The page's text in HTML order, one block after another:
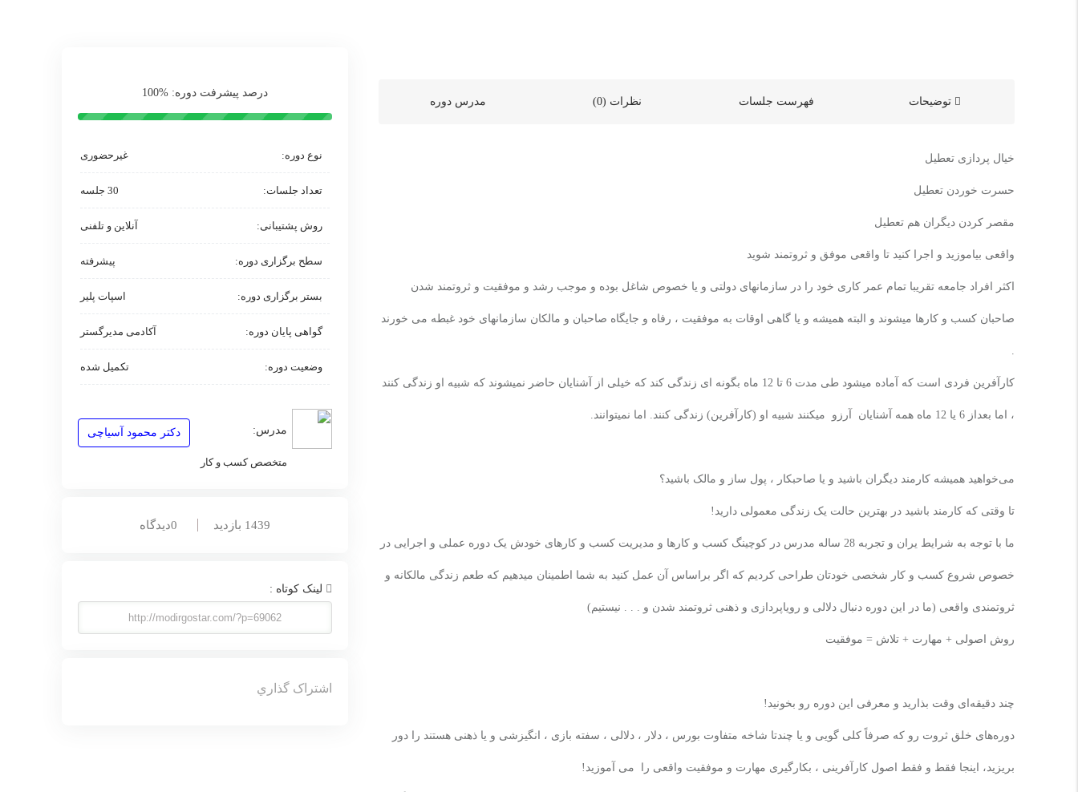
توضیحات فهرست جلسات نظرات (0) مدرس دوره
خیال پردازی تعطیل
حسرت خوردن تعطیل
مقصر کردن دیگران هم تعطیل
واقعی بیاموزید و اجرا کنید تا واقعی موفق و ثروتمند شوید
اکثر افراد جامعه تقریبا تمام عمر کاری خود را در سازمانهای دولتی و یا خصوص شاغل بوده و موجب رشد و موفقیت و ثروتمند شدن
صاحبان کسب و کارها میشوند و البته همیشه و یا گاهی اوقات به موفقیت ، رفاه و جایگاه صاحبان و مالکان سازمانهای خود غبطه می خورند
کارآفرین فردی است که آماده میشود طی مدت 6 تا 12 ماه بگونه ای زندگی کند که خیلی از آشنایان حاضر نمیشوند که شبیه او زندگی کنند
، اما بعداز 6 یا 12 ماه همه آشنایان آرزو میکنند شبیه او (کارآفرین) زندگی کنند. اما نمیتوانند.
می‌خواهید همیشه کارمند دیگران باشید و یا صاحبکار ، پول ساز و مالک باشید؟
تا وقتی که کارمند باشید در بهترین حالت یک زندگی معمولی دارید!
ما با توجه به شرایط یران و تجربه 28 ساله مدرس در کوچینگ کسب و کارها و مدیریت کسب و کارهای خودش یک دوره عملی و اجرایی در
خصوص شروع کسب و کار شخصی خودتان طراحی کردیم که اگر براساس آن عمل کنید به شما اطمینان میدهیم که طعم زندگی مالکانه و
ثروتمندی واقعی (ما در این دوره دنبال دلالی و رویاپردازی و ذهنی ثروتمند شدن و . . . نیستیم)
روش اصولی + مهارت + تلاش = موفقیت
چند دقیقه‌ای وقت بذارید و معرفی این دوره رو بخونید !
دوره‌های خلق ثروت رو که صرفاً کلی گویی و یا چندتا شاخه متفاوت بورس ، دلار ، دلالی ، سفته بازی ، انگیزشی و یا ذهنی هستند را دور
بریزید، اینجا فقط و فقط اصول کارآفرینی ، بکارگیری مهارت و موفقیت واقعی را می آموزید !
درصد پیشرفت دوره: %100
نوع دوره: غیرحضوری
تعداد جلسات: 30 جلسه
روش پشتیبانی: آنلاین و تلفنی
سطح برگزاری دوره: پیشرفته
بستر برگزاری دوره: اسپات پلیر
گواهی پایان دوره: آکادمی مدیرگستر
وضعیت دوره: تکمیل شده
مدرس: دکتر محمود آسیاچی
متخصص کسب و کار
1439 بازدید 0ديدگاه
لينک کوتاه :
اشتراک گذاري